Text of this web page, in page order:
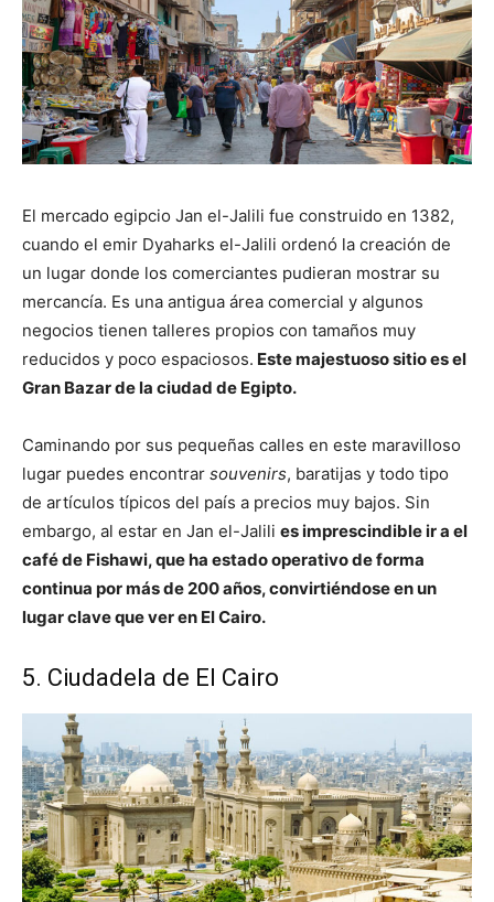
El mercado egipcio Jan el-Jalili fue construido en 1382,
cuando el emir Dyaharks el-Jalili ordenó la creación de
un lugar donde los comerciantes pudieran mostrar su
mercancía. Es una antigua área comercial y algunos
negocios tienen talleres propios con tamaños muy
reducidos y poco espaciosos. Este majestuoso sitio es el
Gran Bazar de la ciudad de Egipto.
Caminando por sus pequeñas calles en este maravilloso
lugar puedes encontrar souvenirs, baratijas y todo tipo
de artículos típicos del país a precios muy bajos. Sin
embargo, al estar en Jan el-Jalili es imprescindible ir a el
café de Fishawi, que ha estado operativo de forma
continua por más de 200 años, convirtiéndose en un
lugar clave que ver en El Cairo.
5. Ciudadela de El Cairo